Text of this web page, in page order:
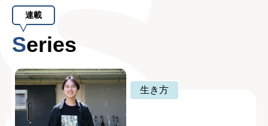
連載
Series
生き方